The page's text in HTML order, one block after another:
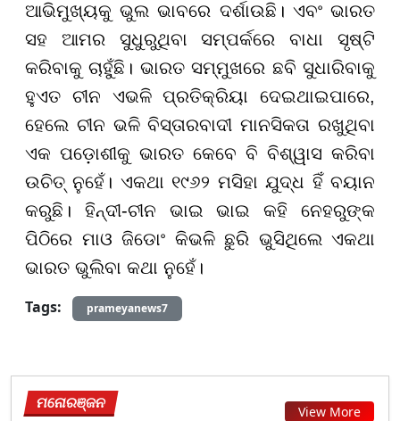
ଆଭିମୁଖ୍ୟକୁ ଭୁଲ ଭାବରେ ଦର୍ଶାଉଛି। ଏବଂ ଭାରତ
ସହ ଆମର ସୁଧୁରୁଥିବା ସମ୍ପର୍କରେ ବାଧା ସୃଷ୍ଟି
କରିବାକୁ ଚାହୁଁଛି। ଭାରତ ସମ୍ମୁଖରେ ଛବି ସୁଧାରିବାକୁ
ହୁଏତ ଚୀନ ଏଭଳି ପ୍ରତିକ୍ରିୟା ଦେଇଥାଇପାରେ,
ହେଲେ ଚୀନ ଭଳି ବିସ୍ତାରବାଦୀ ମାନସିକତା ରଖୁଥିବା
ଏକ ପଡ଼ୋଶୀକୁ ଭାରତ କେବେ ବି ବିଶ୍ୱାସ କରିବା
ଉଚିତ୍ ନୁହେଁ। ଏକଥା ୧୯୬୨ ମସିହା ଯୁଦ୍ଧ ହିଁ ବୟାନ
କରୁଛି। ହିନ୍ଦୀ-ଚୀନ ଭାଇ ଭାଇ କହି ନେହରୁଙ୍କ
ପିଠିରେ ମାଓ ଜିଡୋଂ କିଭଳି ଛୁରି ଭୁସିଥିଲେ ଏକଥା
ଭାରତ ଭୁଲିବା କଥା ନୁହେଁ।
Tags:
prameyanews7
ମନୋରଞ୍ଜନ View More